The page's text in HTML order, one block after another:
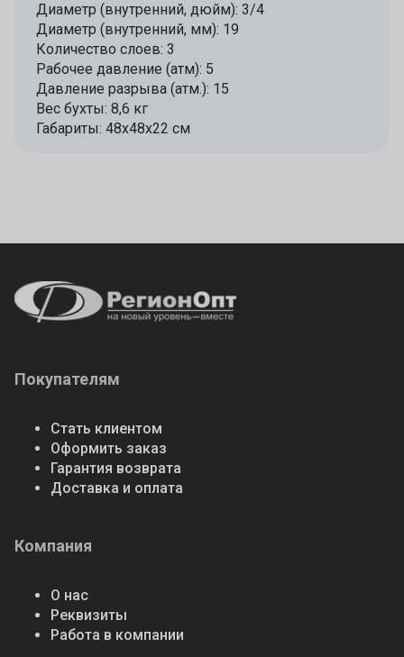
Диаметр (внутренний, дюйм): 3/4
Диаметр (внутренний, мм): 19
Количество слоев: 3
Рабочее давление (атм): 5
Давление разрыва (атм.): 15
Вес бухты: 8,6 кг
Габариты: 48х48х22 см
Покупателям
Стать клиентом
Оформить заказ
Гарантия возврата
Доставка и оплата
Компания
О нас
Реквизиты
Работа в компании